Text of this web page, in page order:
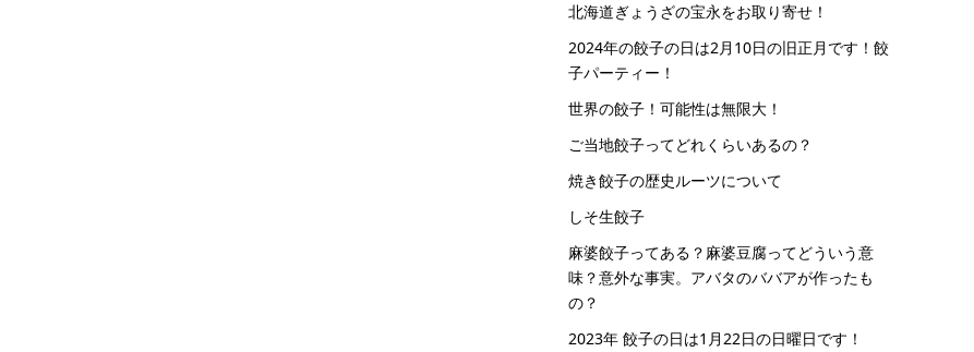
北海道ぎょうざの宝永をお取り寄せ！
2024年の餃子の日は2月10日の旧正月です！餃
子パーティー！
世界の餃子！可能性は無限大！
ご当地餃子ってどれくらいあるの？
焼き餃子の歴史ルーツについて
しそ生餃子
麻婆餃子ってある？麻婆豆腐ってどういう意
味？意外な事実。アバタのババアが作ったも
の？
2023年 餃子の日は1月22日の日曜日です！